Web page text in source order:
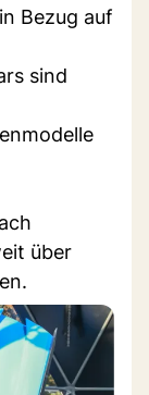
Bezug auf
sind
über